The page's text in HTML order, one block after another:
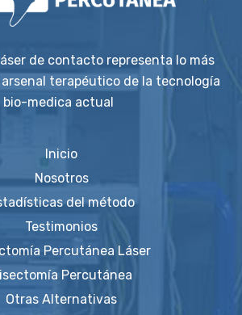
de contacto representa lo más
terapéutico de la tecnología
bio-medica actual
Inicio
Nosotros
del método
Testimonios
Percutánea Láser
Percutánea
Otras Alternativas